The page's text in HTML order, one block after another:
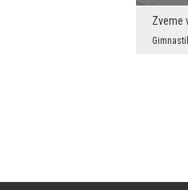
Zveme